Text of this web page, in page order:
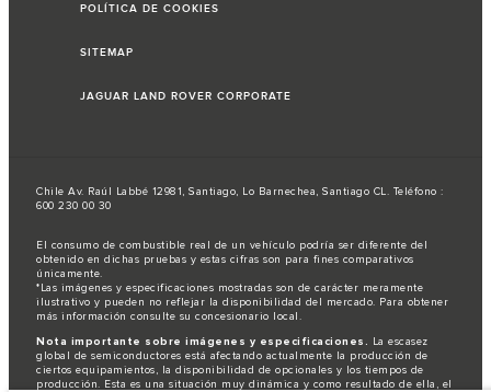
POLÍTICA DE COOKIES
SITEMAP
JAGUAR LAND ROVER CORPORATE
Chile Av. Raúl Labbé 12981, Santiago, Lo Barnechea, Santiago CL. Teléfono :
600 230 00 30
El consumo de combustible real de un vehículo podría ser diferente del
obtenido en dichas pruebas y estas cifras son para fines comparativos
únicamente.
*Las imágenes y especificaciones mostradas son de carácter meramente
ilustrativo y pueden no reflejar la disponibilidad del mercado. Para obtener
más información consulte su concesionario local.
Nota importante sobre imágenes y especificaciones. La escasez
global de semiconductores está afectando actualmente la producción de
ciertos equipamientos, la disponibilidad de opcionales y los tiempos de
producción. Esta es una situación muy dinámica y como resultado de ella, el